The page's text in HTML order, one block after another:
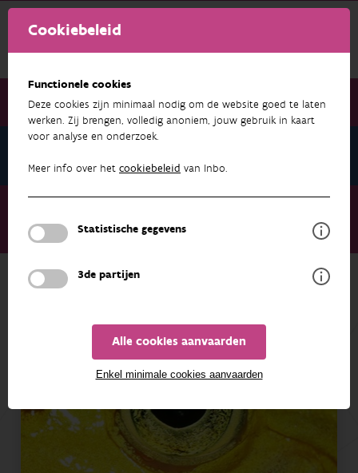
Cookiebeleid
Functionele cookies
Deze cookies zijn minimaal nodig om de website goed te laten
werken. Zij brengen, volledig anoniem, jouw gebruik in kaart
voor analyse en onderzoek.
Meer info over het cookiebeleid van Inbo.
Statistische gegevens
3de partijen
Alle cookies aanvaarden
Enkel minimale cookies aanvaarden
Nieuwsbrief december 2025
Verstopt in het groen: poelkikker onder druk in een zee van
lookalikes